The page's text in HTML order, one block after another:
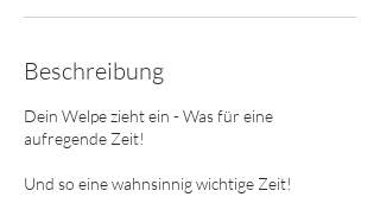
.
Beschreibung
Dein Welpe zieht ein - Was für eine
aufregende Zeit!
Und so eine wahnsinnig wichtige Zeit!